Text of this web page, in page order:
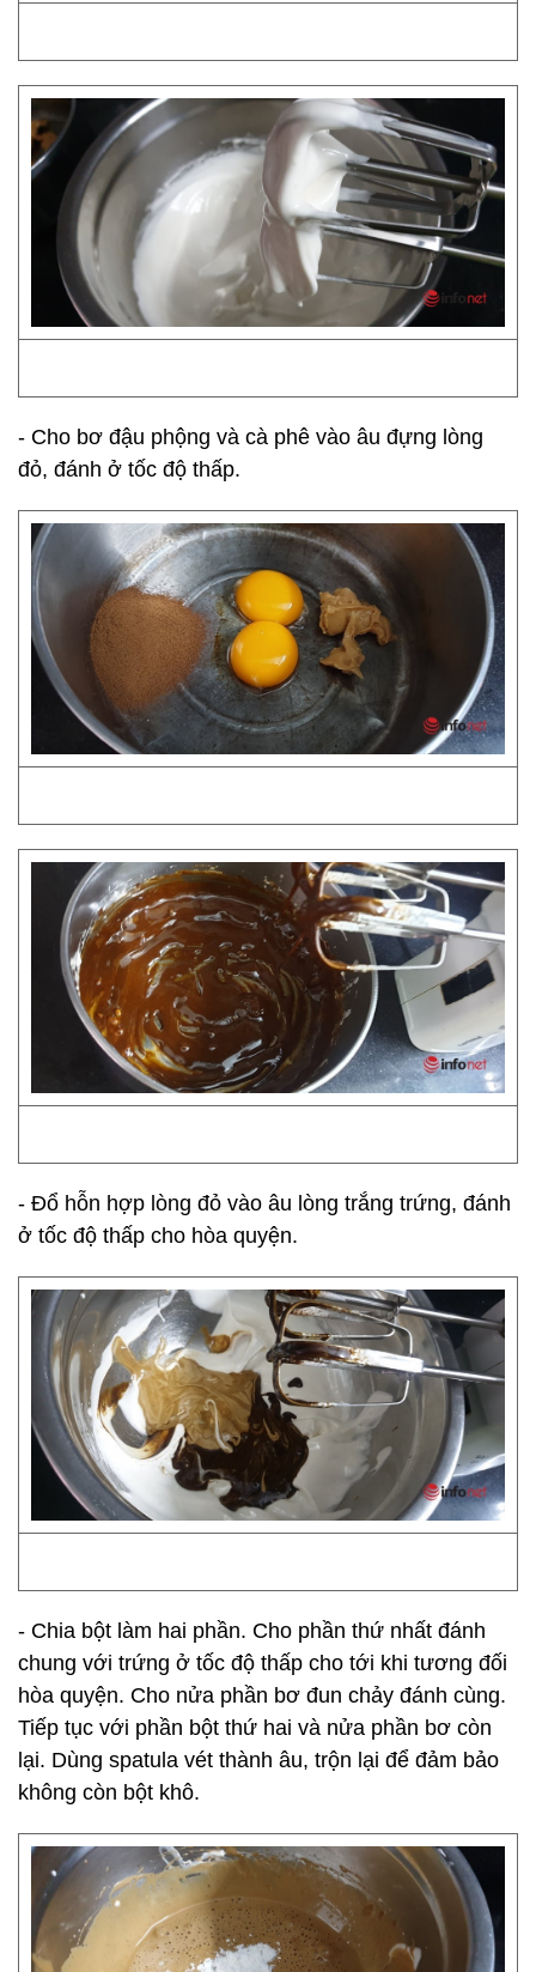
- Cho bơ đậu phộng và cà phê vào âu đựng lòng
đỏ, đánh ở tốc độ thấp.
- Đổ hỗn hợp lòng đỏ vào âu lòng trắng trứng, đánh
ở tốc độ thấp cho hòa quyện.
- Chia bột làm hai phần. Cho phần thứ nhất đánh
chung với trứng ở tốc độ thấp cho tới khi tương đối
hòa quyện. Cho nửa phần bơ đun chảy đánh cùng.
Tiếp tục với phần bột thứ hai và nửa phần bơ còn
lại. Dùng spatula vét thành âu, trộn lại để đảm bảo
không còn bột khô.